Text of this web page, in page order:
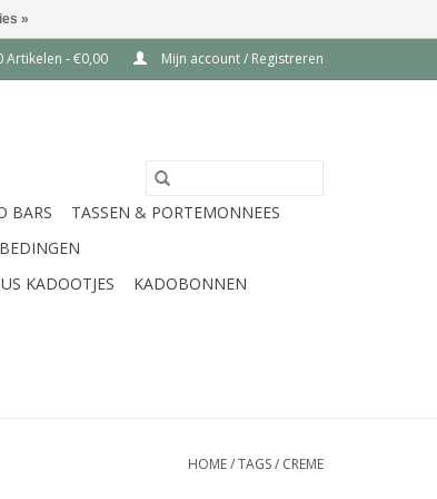
Artikelen - €0,00 Mijn account / Registreren
BARS
TASSEN & PORTEMONNEES
KADOOTJES
KADOBONNEN
HOME/TAGS/ CREME
»